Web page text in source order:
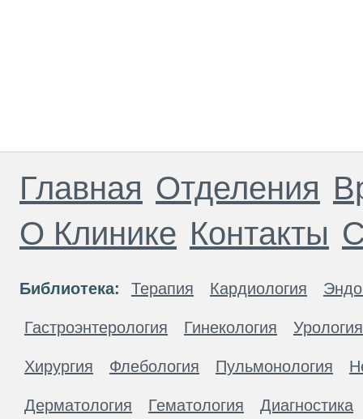
Главная Отделения
О Клинике Контакты
Библиотека: Терапия Кардиология
Гастроэнтерология Гинекология Урология
Хирургия Флебология Пульмонология
Дерматология Гематология Диагностика